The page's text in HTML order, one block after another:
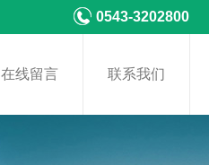
0543-3202800
在线留言 联系我们